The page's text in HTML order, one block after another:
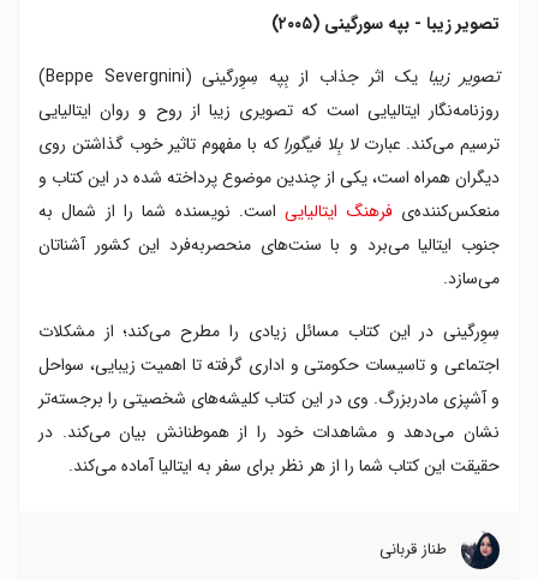
تصویر زیبا - بپه سورگینی (۲۰۰۵)
تصویر زیبا
یک اثر جذاب از بِپه سِوِرگینی (Beppe Severgnini)
روزنامه‌نگار ایتالیایی است که تصویری زیبا از روح و روان ایتالیایی
ترسیم می‌کند. عبارتلا بِلا فیگورا که با مفهوم تاثیر خوب گذاشتن روی
دیگران همراه است، یکی از چندین موضوع پرداخته شده در این کتاب و
منعکس‌کننده‌یفرهنگ ایتالیاییاست. نویسنده شما را از شمال به
جنوب ایتالیا می‌برد و با سنت‌های منحصربه‌فرد این کشور آشناتان
می‌سازد.
سِوِرگینی در این کتاب مسائل زیادی را مطرح می‌کند؛ از مشکلات
اجتماعی و تاسیسات حکومتی و اداری گرفته تا اهمیت زیبایی، سواحل
و آشپزی مادربزرگ. وی در این کتاب کلیشه‌های شخصیتی را برجسته‌تر
نشان می‌دهد و مشاهدات خود را از هموطنانش بیان می‌کند. در
حقیقت این کتاب شما را از هر نظر برای سفر به ایتالیا آماده می‌کند.
طناز قربانی